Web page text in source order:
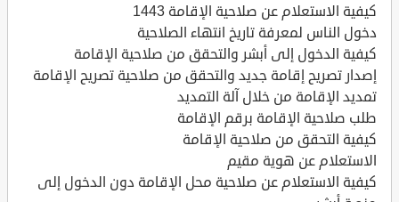
كيفية الاستعلام عن صلاحية الإقامة 1443
دخول الناس لمعرفة تاريخ انتهاء الصلاحية
كيفية الدخول إلى أبشر والتحقق من صلاحية الإقامة
إصدار تصريح إقامة جديد والتحقق من صلاحية تصريح الإقامة
تمديد الإقامة من خلال آلة التمديد
طلب صلاحية الإقامة برقم الإقامة
كيفية التحقق من صلاحية الإقامة
الاستعلام عن هوية مقيم
كيفية الاستعلام عن صلاحية محل الإقامة دون الدخول إلى